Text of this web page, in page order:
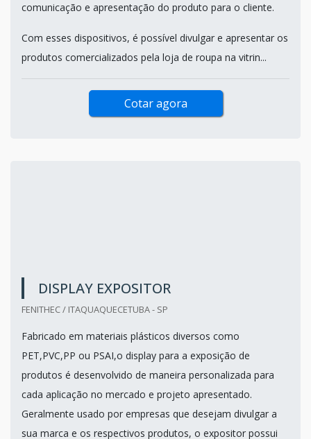
comunicação e apresentação do produto para o cliente.
Com esses dispositivos, é possível divulgar e apresentar os
produtos comercializados pela loja de roupa na vitrin...
Cotar agora
DISPLAY EXPOSITOR
FENITHEC / ITAQUAQUECETUBA - SP
Fabricado em materiais plásticos diversos como
PET,PVC,PP ou PSAI,o display para a exposição de
produtos é desenvolvido de maneira personalizada para
cada aplicação no mercado e projeto apresentado.
Geralmente usado por empresas que desejam divulgar a
sua marca e os respectivos produtos, o expositor possui